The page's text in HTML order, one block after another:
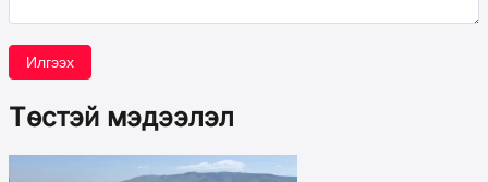
Илгээх
Төстэй мэдээлэл